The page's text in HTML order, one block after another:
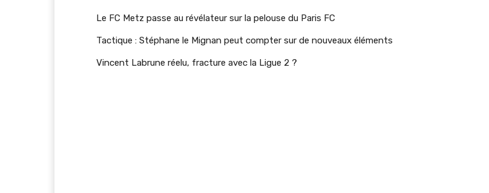
Le FC Metz passe au révélateur sur la pelouse du Paris FC
Tactique : Stéphane le Mignan peut compter sur de nouveaux éléments
Vincent Labrune réelu, fracture avec la Ligue 2 ?